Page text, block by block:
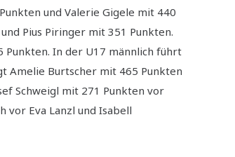
und Valerie Gigele mit 440
Pius Piringer mit 351 Punkten.
Punkten. In der U17 männlich führt
Amelie Burtscher mit 465 Punkten
Schweigl mit 271 Punkten vor
vor Eva Lanzl und Isabell